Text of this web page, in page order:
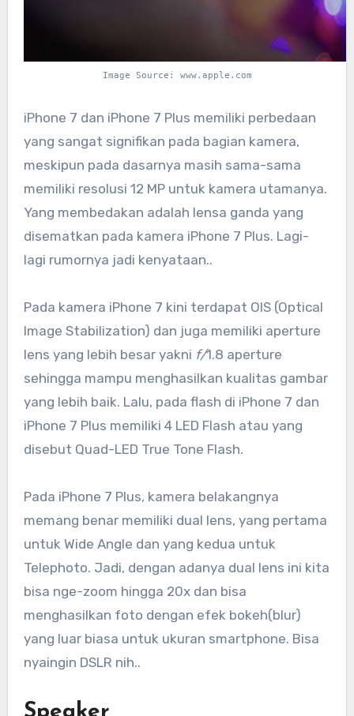
Image Source: www.apple.com
iPhone 7 dan iPhone 7 Plus memiliki perbedaan
yang sangat signifikan pada bagian kamera,
meskipun pada dasarnya masih sama-sama
memiliki resolusi 12 MP untuk kamera utamanya.
Yang membedakan adalah lensa ganda yang
disematkan pada kamera iPhone 7 Plus. Lagi-
lagi rumornya jadi kenyataan..
Pada kamera iPhone 7 kini terdapat OIS (Optical
Image Stabilization) dan juga memiliki aperture
lens yang lebih besar yakni f/1.8 aperture
sehingga mampu menghasilkan kualitas gambar
yang lebih baik. Lalu, pada flash di iPhone 7 dan
iPhone 7 Plus memiliki 4 LED Flash atau yang
disebut Quad-LED True Tone Flash.
Pada iPhone 7 Plus, kamera belakangnya
memang benar memiliki dual lens, yang pertama
untuk Wide Angle dan yang kedua untuk
Telephoto. Jadi, dengan adanya dual lens ini kita
bisa nge-zoom hingga 20x dan bisa
menghasilkan foto dengan efek bokeh(blur)
yang luar biasa untuk ukuran smartphone. Bisa
nyaingin DSLR nih..